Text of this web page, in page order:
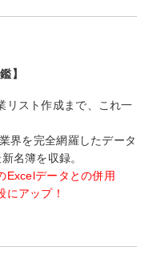
】
リスト作成まで、これ一
界を完全網羅したデータ
名簿を収録。
Excelデータとの併用
にアップ！